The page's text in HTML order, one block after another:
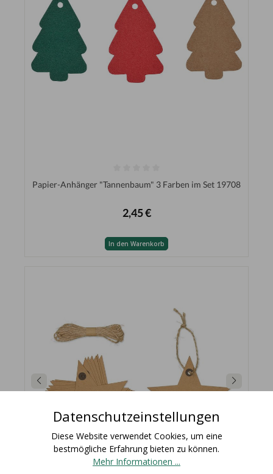
Papier-Anhänger "Tannenbaum" 3 Farben im Set 19708
2,45 €
In den Warenkorb
Datenschutzeinstellungen
Diese Website verwendet Cookies, um eine
bestmögliche Erfahrung bieten zu können.
Mehr Informationen ...